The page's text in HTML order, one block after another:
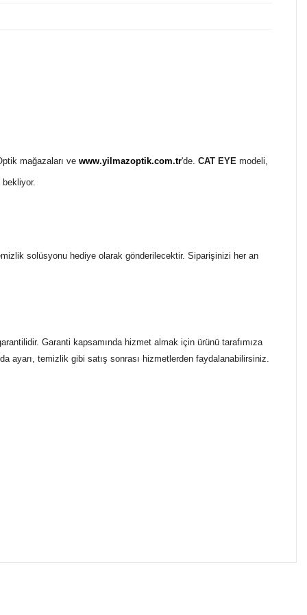
mağazaları ve www.yilmazoptik.com.tr'de. CAT EYE modeli,
solüsyonu hediye olarak gönderilecektir. Siparişinizi her an
Garanti kapsamında hizmet almak için ürünü tarafımıza
ayarı, temizlik gibi satış sonrası hizmetlerden faydalanabilirsiniz.